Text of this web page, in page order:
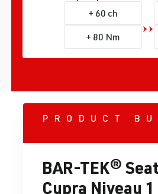
+ 60 ch
+ 80 Nm
PRODUCT
BAR-TEK®
Cupra Niveau